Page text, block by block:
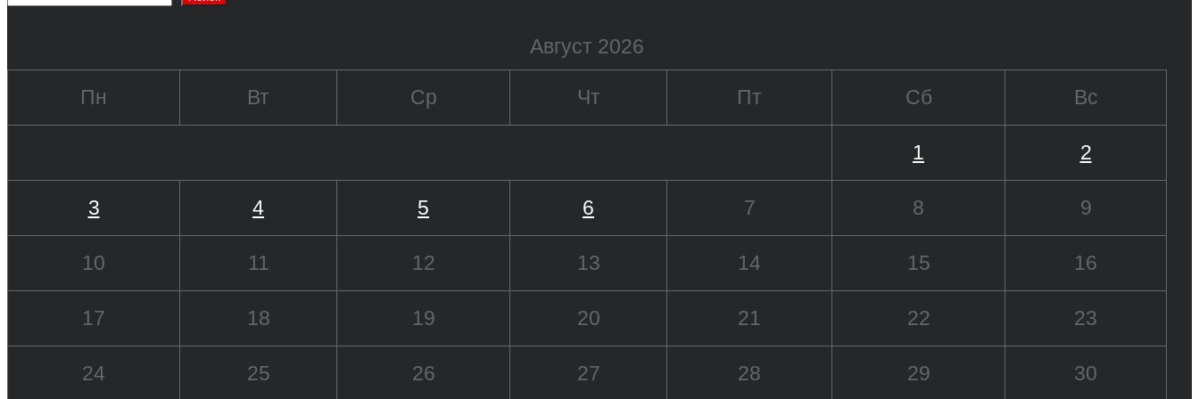
Август 2026
Пн Вт Ср Чт Пт Сб Вс
1 2
3 4 5 6 7 8 9
10 11 12 13 14 15 16
17 18 19 20 21 22 23
24 25 26 27 28 29 30